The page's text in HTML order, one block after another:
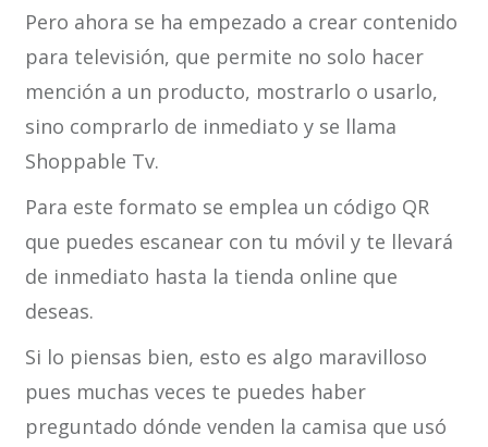
Pero ahora se ha empezado a crear contenido
para televisión, que permite no solo hacer
mención a un producto, mostrarlo o usarlo,
sino comprarlo de inmediato y se llama
Shoppable Tv.
Para este formato se emplea un código QR
que puedes escanear con tu móvil y te llevará
de inmediato hasta la tienda online que
deseas.
Si lo piensas bien, esto es algo maravilloso
pues muchas veces te puedes haber
preguntado dónde venden la camisa que usó